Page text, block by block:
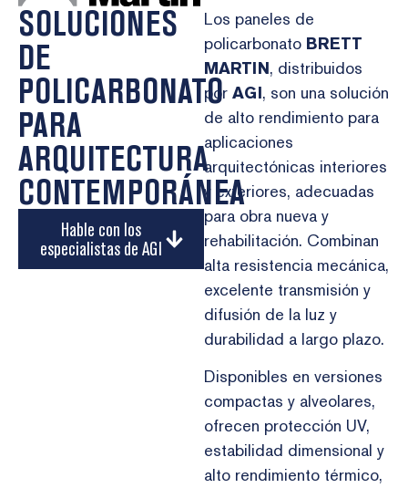
SOLUCIONES
DE
POLICARBONATO
PARA
ARQUITECTURA
CONTEMPORÁNEA
Hable con los
especialistas de AGI
Los paneles de
policarbonato BRETT
MARTIN, distribuidos
por AGI, son una solución
de alto rendimiento para
aplicaciones
arquitectónicas interiores
y exteriores, adecuadas
para obra nueva y
rehabilitación. Combinan
alta resistencia mecánica,
excelente transmisión y
difusión de la luz y
durabilidad a largo plazo.
Disponibles en versiones
compactas y alveolares,
ofrecen protección UV,
estabilidad dimensional y
alto rendimiento térmico,